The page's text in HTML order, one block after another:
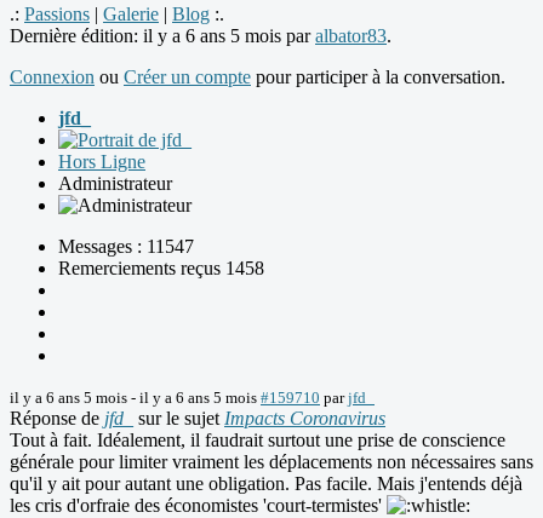
.: Passions | Galerie | Blog :.
Dernière édition: il y a 6 ans 5 mois paralbator83.
Connexion ou Créer un compte pour participer à la conversation.
jfd_
Hors Ligne
Administrateur
Messages : 11547
Remerciements reçus 1458
il y a 6 ans 5 mois - il y a 6 ans 5 mois #159710 parjfd_
Réponse de jfd_ sur le sujet Impacts Coronavirus
Tout à fait. Idéalement, il faudrait surtout une prise de conscience
générale pour limiter vraiment les déplacements non nécessaires sans
qu'il y ait pour autant une obligation. Pas facile. Mais j'entends déjà
les cris d'orfraie des économistes 'court-termistes'